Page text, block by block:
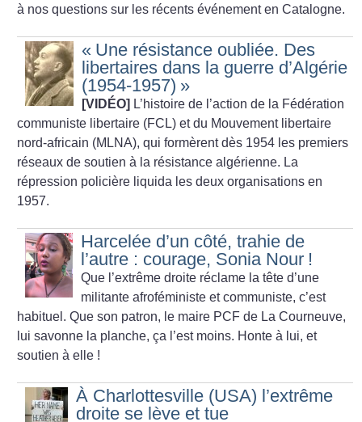
à nos questions sur les récents événement en Catalogne.
« Une résistance oubliée. Des
libertaires dans la guerre d’Algérie
(1954-1957) »
[VIDÉO] L’histoire de l’action de la Fédération
communiste libertaire (FCL) et du Mouvement libertaire
nord-africain (MLNA), qui formèrent dès 1954 les premiers
réseaux de soutien à la résistance algérienne. La
répression policière liquida les deux organisations en
1957.
Harcelée d’un côté, trahie de
l’autre : courage, Sonia Nour !
Que l’extrême droite réclame la tête d’une
militante afroféministe et communiste, c’est
habituel. Que son patron, le maire PCF de La Courneuve,
lui savonne la planche, ça l’est moins. Honte à lui, et
soutien à elle !
À Charlottesville (USA) l’extrême
droite se lève et tue